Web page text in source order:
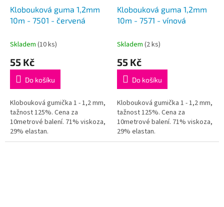
Klobouková guma 1,2mm
10m - 7501 - červená
Skladem (10 ks)
55 Kč
Do košíku
Klobouková gumička 1 - 1,2 mm,
tažnost 125%. Cena za
10metrové balení. 71% viskoza,
29% elastan.
Klobouková guma 1,2mm
10m - 7571 - vínová
Skladem (2 ks)
55 Kč
Do košíku
Klobouková gumička 1 - 1,2 mm,
tažnost 125%. Cena za
10metrové balení. 71% viskoza,
29% elastan.